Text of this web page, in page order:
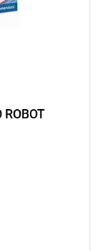
ROBOT